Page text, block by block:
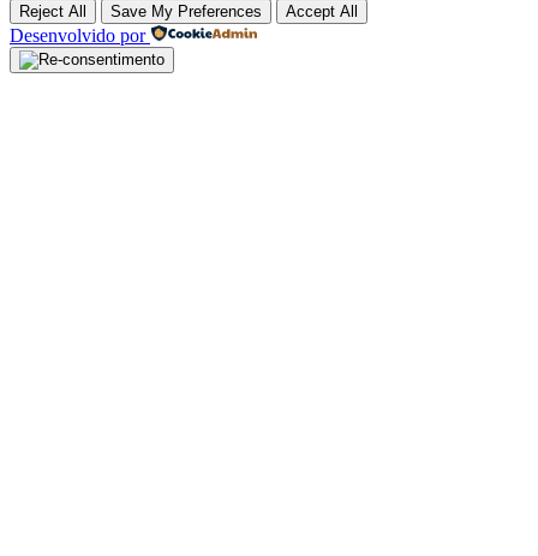
Reject All Save My Preferences Accept All
Desenvolvido por